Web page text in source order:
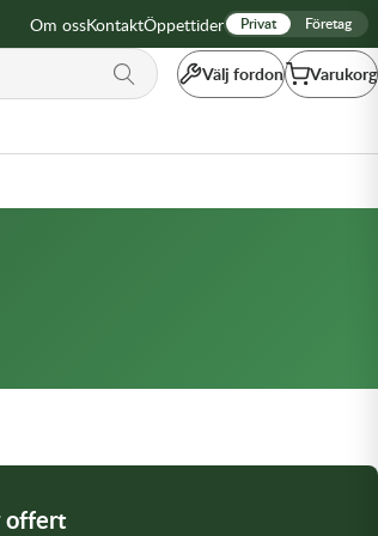
Om ossKontaktÖppettider Privat Företag
Välj fordon Varukorg
offert